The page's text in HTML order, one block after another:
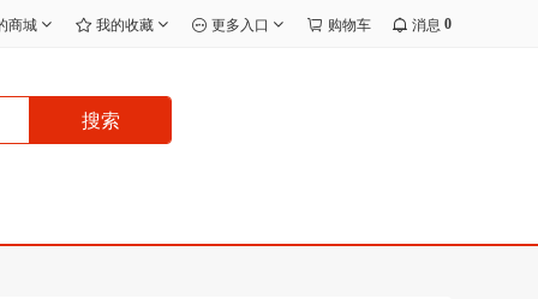
商城 我的收藏 更多入口 购物车 消息 0
搜索